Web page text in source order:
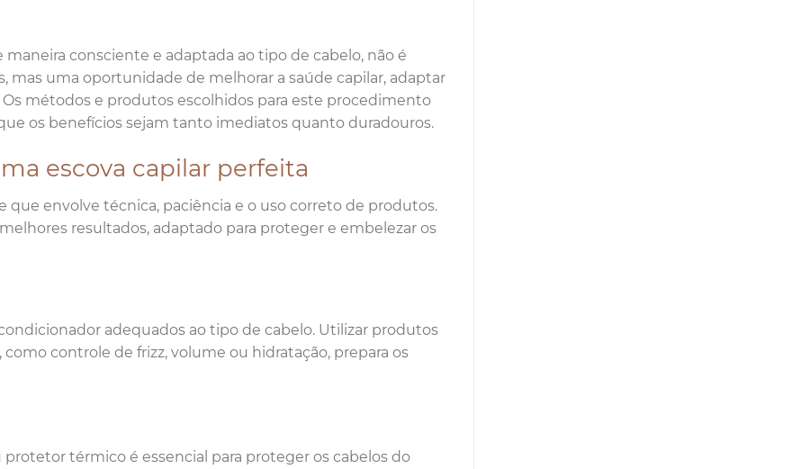
consciente e adaptada ao tipo de cabelo, não é
mas uma oportunidade de melhorar a saúde capilar, adaptar
métodos e produtos escolhidos para este procedimento
os benefícios sejam tanto imediatos quanto duradouros.
escova capilar perfeita
que envolve técnica, paciência e o uso correto de produtos.
resultados, adaptado para proteger e embelezar os
adequados ao tipo de cabelo. Utilizar produtos
controle de frizz, volume ou hidratação, prepara os
térmico é essencial para proteger os cabelos do